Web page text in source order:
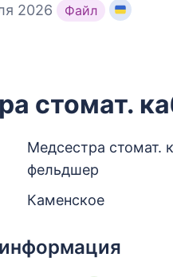
2026 Файл
стомат.
Медсестра стомат.
фельдшер
Каменское